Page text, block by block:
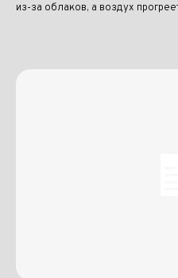
из-за облаков, а воздух